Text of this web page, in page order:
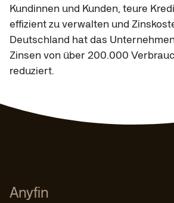
Kundinnen und Kunden, teure
effizient zu verwalten und
Deutschland hat das
Zinsen von über 200.000
reduziert.
Anyfin